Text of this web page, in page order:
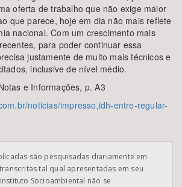
oferta de trabalho que não exige maior
que parece, hoje em dia não mais reflete
nacional. Com um crescimento mais
para poder continuar essa
justamente de muito mais técnicos e
inclusive de nível médio.
e Informações, p. A3
noticias/impresso,idh-entre-regular-
são pesquisadas diariamente em
tal qual apresentadas em seu
Socioambiental não se